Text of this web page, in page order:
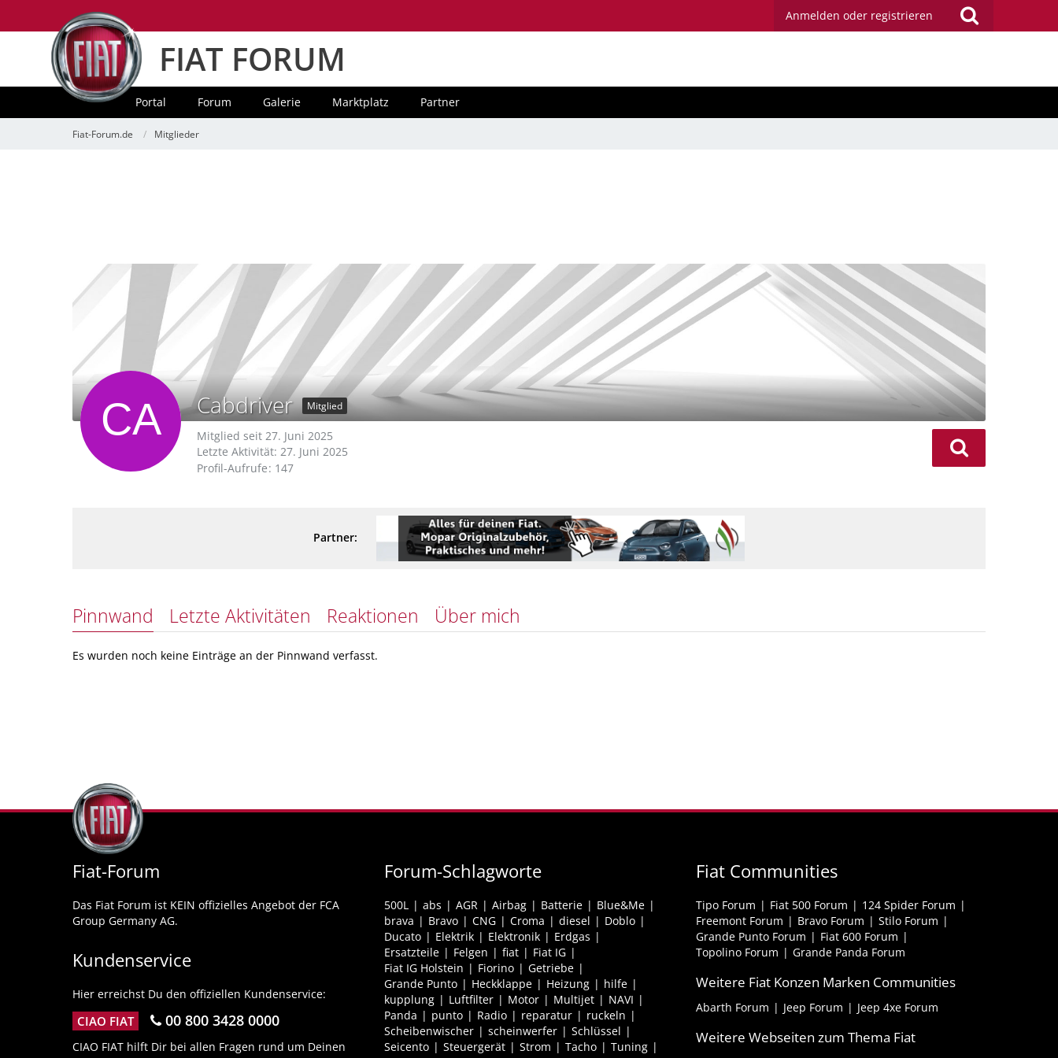
Anmelden oder registrieren
FIAT FORUM
Portal Forum Galerie Marktplatz Partner
Fiat-Forum.de Mitglieder
Cabdriver Mitglied
Mitglied seit 27. Juni 2025
Letzte Aktivität: 27. Juni 2025
Profil-Aufrufe 147
Partner:
Pinnwand Letzte Aktivitäten Reaktionen Über mich
Es wurden noch keine Einträge an der Pinnwand verfasst.
Fiat-Forum
Das Fiat Forum ist KEIN offizielles Angebot der FCA
Group Germany AG.
Kundenservice
Hier erreichst Du den offiziellen Kundenservice:
CIAO FIAT 00 800 3428 0000
CIAO FIAT hilft Dir bei allen Fragen rund um Deinen
Forum-Schlagworte
500L abs AGR Airbag Batterie
Blue&Me
brava
Bravo CNG Croma diesel
Doblo
Ducato
Elektrik Elektronik
Erdgas
Ersatzteile
Felgen fiat
Fiat IG
Fiat IG Holstein
Fiorino
Getriebe
Grande Punto
Heckklappe Heizung
hilfe
kupplung
Luftfilter Motor Multijet
NAVI
Panda
punto Radio reparatur
ruckeln
Scheibenwischer
scheinwerfer
Schlüssel
Seicento
Steuergerät Strom Tacho
Tuning
Fiat Communities
Tipo Forum Fiat 500 Forum
124 Spider Forum
Freemont Forum
Bravo Forum
Stilo Forum
Grande Punto Forum
Fiat 600 Forum
Topolino Forum
Grande Panda Forum
Weitere Fiat Konzen Marken Communities
Abarth Forum Jeep Forum Jeep 4xe Forum
Weitere Webseiten zum Thema Fiat